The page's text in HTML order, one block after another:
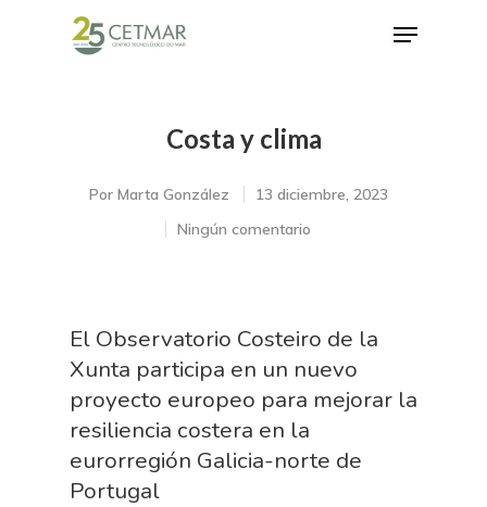
Hit enter to search or ESC to close
Costa y clima
Por Marta González
13 diciembre, 2023
Ningún comentario
El Observatorio Costeiro de la
Xunta participa en un nuevo
proyecto europeo para mejorar la
resiliencia costera en la
eurorregión Galicia-norte de
Portugal